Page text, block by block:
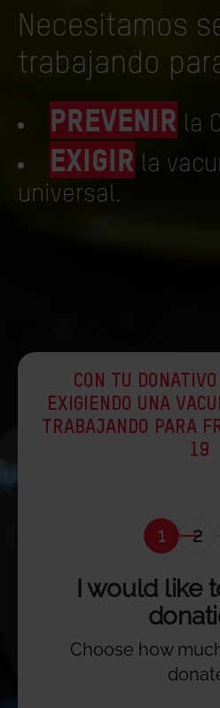
Necesitamos
trabajando
prevenir la
exigir la
universal.
CON TU
EXIGIENDO UNA
TRABAJANDO PARA
19